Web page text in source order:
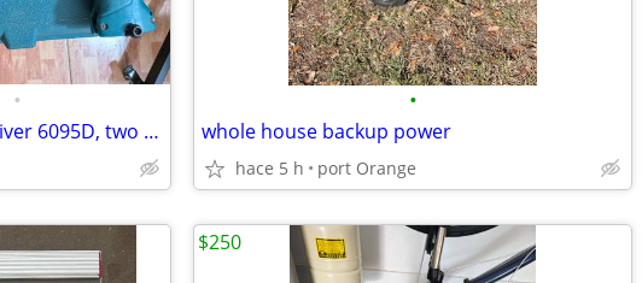
•
Makita 9.6V Cordless Drill Driver 6095D, two batteries 9000, hard case.
•
whole house backup power
hace 5 h port Orange
$250